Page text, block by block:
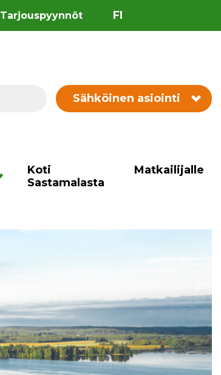
Tarjouspyynnöt FI
Sähköinen asiointi
Koti
Sastamalasta
Matkailijalle